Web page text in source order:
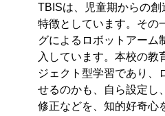
TBISは、児童期からの
特徴としています。その
グによるロボットアーム
入しています。本校の教
ジェクト型学習であり、
せるのかも、自ら設定し
修正などを、知的好奇心